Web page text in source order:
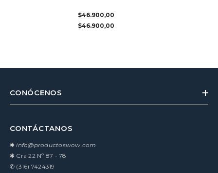
$46.900,00
$46.900,00
CONÓCENOS
CONTÁCTANOS
✱info@productoswow.com
✱ Cra 22 Nº 87 - 78
✆ (316) 7424319